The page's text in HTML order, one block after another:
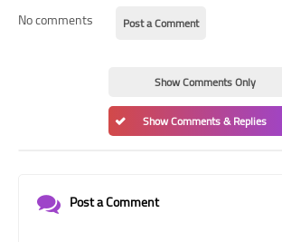
No comments Post a Comment
Show Comments Only
Show Comments & Replies
Post a Comment